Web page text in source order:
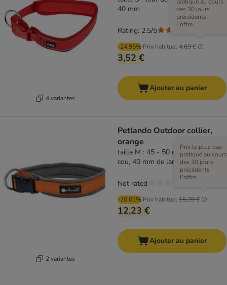
4 variantes
40 mm
-24.95% Prix habituel4,69 €
des 30 jours
précédents
l'offre.
3,52 €
Rating: 2.5/5
Ajouter au panier
2 variantes
Petlando Outdoor collier,
orange
taille M : 45 - 50 cm de tour de
cou, 40 mm de large
-20.01% Prix habituel15,29 €
Prix le plus bas
pratiqué au cours
des 30 jours
précédents
l'offre.
12,23 €
Not rated
Ajouter au panier